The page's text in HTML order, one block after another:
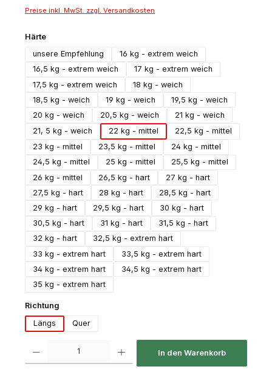
Preise inkl. MwSt. zzgl. Versandkosten
Härteauswählen
unsere Empfehlung
16 kg - extrem weich
16,5 kg - extrem weich
17 kg - extrem weich
17,5 kg - extrem weich
18 kg - weich
18,5 kg - weich
19 kg - weich
19,5 kg - weich
20 kg - weich
20,5 kg - weich
21 kg - weich
21, 5 kg - weich
22 kg - mittel
22,5 kg - mittel
23 kg - mittel
23,5 kg - mittel
24 kg - mittel
24,5 kg - mittel
25 kg - mittel
25,5 kg - mittel
26 kg - mittel
26,5 kg - hart
27 kg - hart
27,5 kg - hart
28 kg - hart
28,5 kg - hart
29 kg - hart
29,5 kg - hart
30 kg - hart
30,5 kg - hart
31 kg - hart
31,5 kg - hart
32 kg - hart
32,5 kg - extrem hart
33 kg - extrem hart
33,5 kg - extrem hart
34 kg - extrem hart
34,5 kg - extrem hart
35 kg - extrem hart
Richtung
Längs
Quer
In den Warenkorb